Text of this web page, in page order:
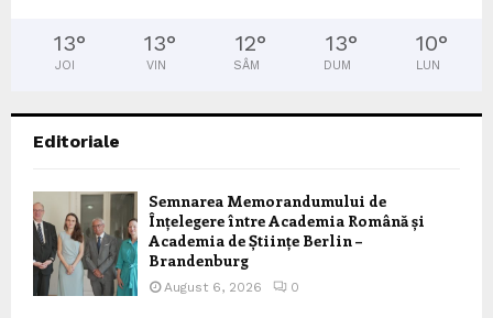
13°
JOI
13°
VIN
12°
SÂM
13°
DUM
10°
LUN
Editoriale
Semnarea Memorandumului de
Înțelegere între Academia Română și
Academia de Științe Berlin –
Brandenburg
August 6, 2026 0